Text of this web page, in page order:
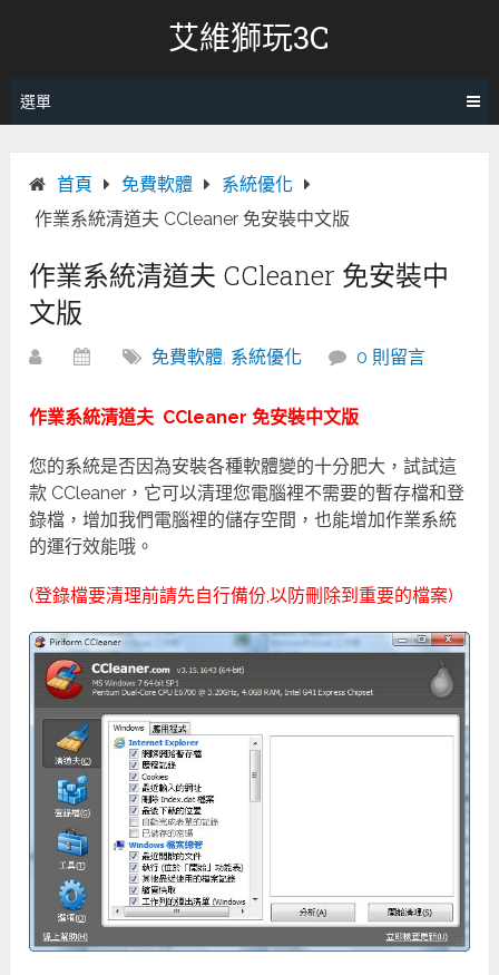
艾維獅玩3C
選單
首頁 免費軟體
系統優化
作業系統清道夫 CCleaner 免安裝中文版
作業系統清道夫 CCleaner 免安裝中
文版
免費軟體, 系統優化 0 則留言
作業系統清道夫 CCleaner 免安裝中文版
您的系統是否因為安裝各種軟體變的十分肥大，試試這
款 CCleaner，它可以清理您電腦裡不需要的暫存檔和登
錄檔，增加我們電腦裡的儲存空間，也能增加作業系統
的運行效能哦。
(登錄檔要清理前請先自行備份,以防刪除到重要的檔案)